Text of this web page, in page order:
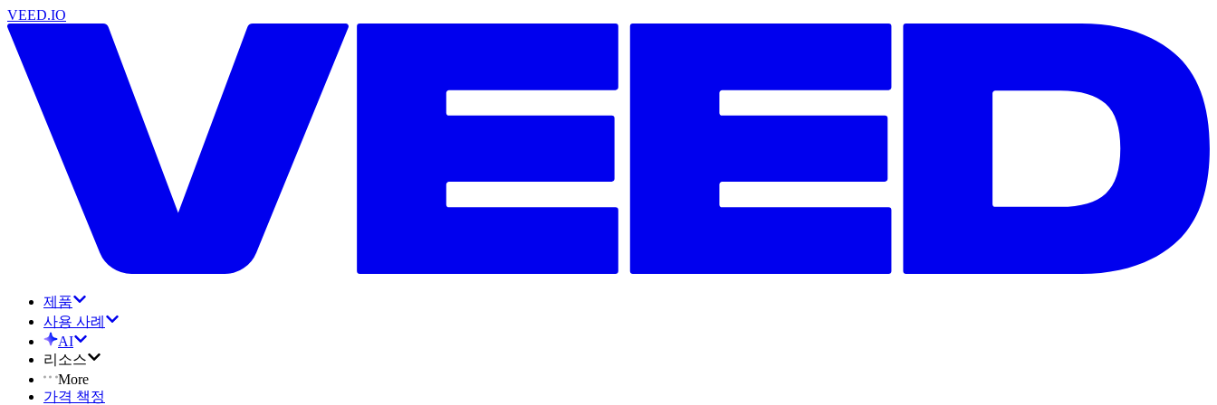
VEED.IO
제품
사용 사례
AI
리소스
More
가격 책정